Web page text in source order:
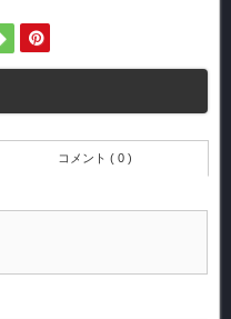
コメント ( 0 )